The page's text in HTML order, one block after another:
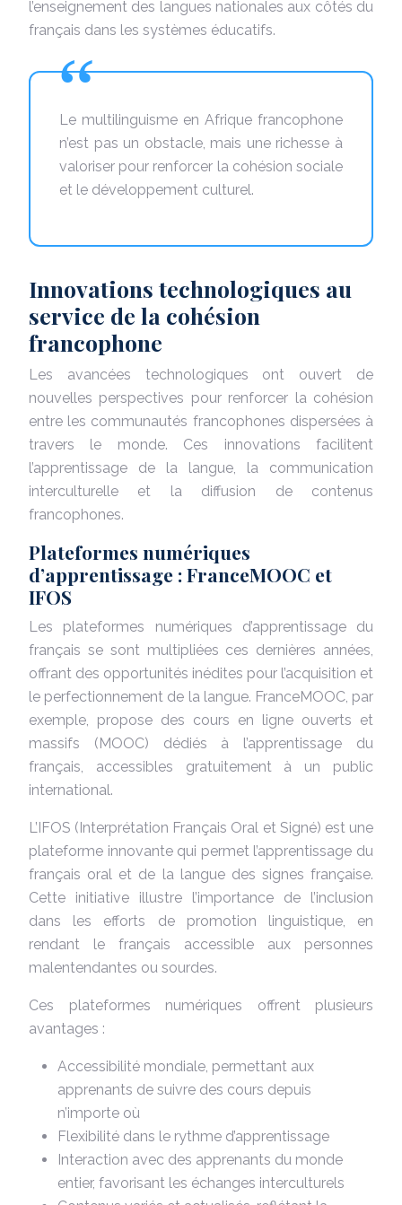
l’enseignement des langues nationales aux côtés du
français dans les systèmes éducatifs.
Le multilinguisme en Afrique francophone
n’est pas un obstacle, mais une richesse à
valoriser pour renforcer la cohésion sociale
et le développement culturel.
Innovations technologiques au
service de la cohésion
francophone
Les avancées technologiques ont ouvert de
nouvelles perspectives pour renforcer la cohésion
entre les communautés francophones dispersées à
travers le monde. Ces innovations facilitent
l’apprentissage de la langue, la communication
interculturelle et la diffusion de contenus
francophones.
Plateformes numériques
d’apprentissage : FranceMOOC et
IFOS
Les plateformes numériques d’apprentissage du
français se sont multipliées ces dernières années,
offrant des opportunités inédites pour l’acquisition et
le perfectionnement de la langue. FranceMOOC, par
exemple, propose des cours en ligne ouverts et
massifs (MOOC) dédiés à l’apprentissage du
français, accessibles gratuitement à un public
international.
L’IFOS (Interprétation Français Oral et Signé) est une
plateforme innovante qui permet l’apprentissage du
français oral et de la langue des signes française.
Cette initiative illustre l’importance de l’inclusion
dans les efforts de promotion linguistique, en
rendant le français accessible aux personnes
malentendantes ou sourdes.
Ces plateformes numériques offrent plusieurs
avantages :
Accessibilité mondiale, permettant aux
apprenants de suivre des cours depuis
n’importe où
Flexibilité dans le rythme d’apprentissage
Interaction avec des apprenants du monde
entier, favorisant les échanges interculturels